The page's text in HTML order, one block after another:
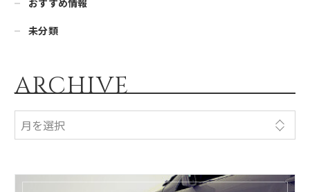
おすすめ情報
未分類
ARCHIVE